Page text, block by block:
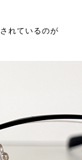
れているのが